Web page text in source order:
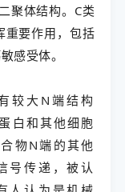
聚体结构。C类
重要作用，包括
感受体。
较大N端结构
白和其他细胞
物N端的其他
号传递，被认